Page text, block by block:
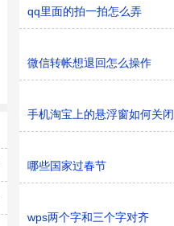
qq里面的拍一拍怎么弄
微信转帐想退回怎么操作
手机淘宝上的悬浮窗如何关闭
哪些国家过春节
wps两个字和三个字对齐